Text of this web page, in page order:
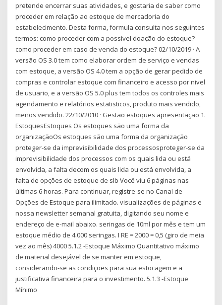
pretende encerrar suas atividades, e gostaria de saber como
proceder em relação ao estoque de mercadoria do
estabelecimento. Desta forma, formula consulta nos seguintes
termos: como proceder com a possível doação do estoque?
como proceder em caso de venda do estoque? 02/10/2019 · A
versão OS 3.0 tem como elaborar ordem de serviço e vendas
com estoque, a versão OS 4.0 tem a opção de gerar pedido de
compras e controlar estoque com financeiro e acesso por nivel
de usuario, e a versão OS 5.0 plus tem todos os controles mais
agendamento e relatórios estatisticos, produto mais vendido,
menos vendido. 22/10/2010 · Gestao estoques apresentação 1.
EstoquesEstoques Os estoques são uma forma da
organizaçãoOs estoques são uma forma da organização
proteger-se da imprevisibilidade dos processosproteger-se da
imprevisibilidade dos processos com os quais lida ou está
envolvida, a falta decom os quais lida ou está envolvida, a
falta de opções de estoque de slb Você viu 6 páginas nas
últimas 6 horas. Para continuar, registre-se no Canal de
Opções de Estoque para ilimitado. visualizações de páginas e
nossa newsletter semanal gratuita, digitando seu nome e
endereço de e-mail abaixo. seringas de 10ml por mês e tem um
estoque médio de 4.000 seringas. I RE = 2000 = 0,5 (giro de meia
vez ao mês) 4000 5.1.2 -Estoque Máximo Quantitativo máximo
de material desejável de se manter em estoque,
considerando-se as condições para sua estocagem e a
justificativa financeira para o investimento. 5.1.3 -Estoque
Mínimo